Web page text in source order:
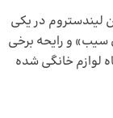
لیندستروم در یکی
سیب» و رایحه برخی
لوازم خانگی شده